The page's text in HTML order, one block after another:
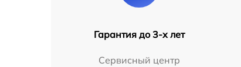
Гарантия до 3-х лет
Сервисный центр